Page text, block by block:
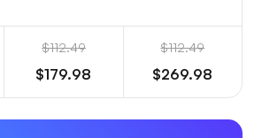
$112.49
$179.98
$112.49
$269.98